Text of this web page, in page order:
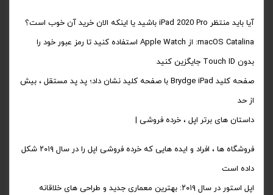
آیا باید منتظر iPad 2020 Pro باشید یا اینکه الان خرید آن خوب است؟
macOS Catalina: از Apple Watch استفاده کنید تا رمز عبور خود را
بدون Touch ID جایگزین کنید
صفحه کلید Brydge iPad با صفحه کلید نشان داد؛ پد پد مستقل ، بیش
از حد
داستان های برتر اپل ، خرده فروشی |
فروشگاه ها ، افراد و ایده هایی که خرده فروشی اپل را در سال ۲۰۱۹ شکل
داده است
اپل استور در سال ۲۰۱۹: بهترین معماری جدید و طراحی های خلاقانه